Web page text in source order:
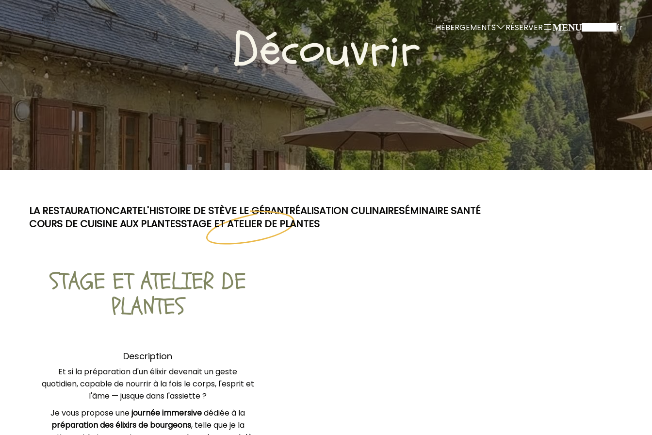
HÉBERGEMENTS RÉSERVER MENU fr
Découvrir
LA RESTAURATIONCARTEL'HISTOIRE DE STÈVE LE GÉRANTRÉALISATION CULINAIRESÉMINAIRE SANTÉ
COURS DE CUISINE AUX PLANTESSTAGE ET ATELIER DE PLANTES
STAGE ET ATELIER DE
PLANTES
Description
Et si la préparation d'un élixir devenait un geste
quotidien, capable de nourrir à la fois le corps, l'esprit et
l'âme — jusque dans l'assiette ?
Je vous propose unejournée immersivedédiée à la
préparation des élixirs de bourgeons, telle que je la